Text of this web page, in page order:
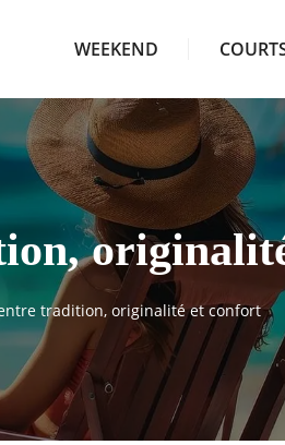
WEEKEND
tradition, originalité et confort